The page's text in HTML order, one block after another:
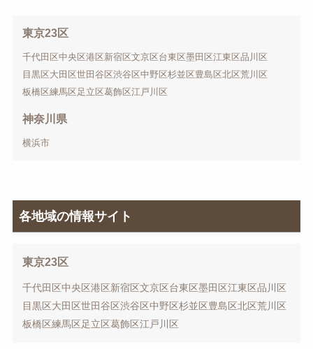
東京23区
千代田区中央区港区新宿区文京区台東区墨田区江東区品川区
目黒区大田区世田谷区渋谷区中野区杉並区豊島区北区荒川区
板橋区練馬区足立区葛飾区江戸川区
神奈川県
横浜市
各地域の情報サイト
東京23区
千代田区中央区港区新宿区文京区台東区墨田区江東区品川区
目黒区大田区世田谷区渋谷区中野区杉並区豊島区北区荒川区
板橋区練馬区足立区葛飾区江戸川区